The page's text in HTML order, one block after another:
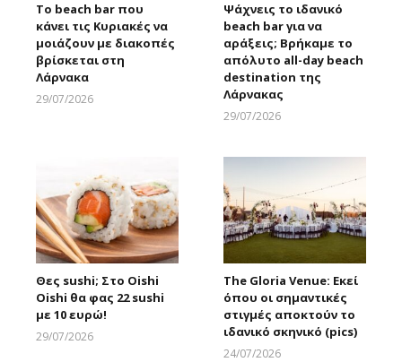
Το beach bar που
κάνει τις Κυριακές να
μοιάζουν με διακοπές
βρίσκεται στη
Λάρνακα
29/07/2026
Ψάχνεις το ιδανικό
beach bar για να
αράξεις; Βρήκαμε το
απόλυτο all-day beach
destination της
Λάρνακας
29/07/2026
Θες sushi; Στο Oishi
Oishi θα φας 22 sushi
με 10 ευρώ!
29/07/2026
The Gloria Venue: Εκεί
όπου οι σημαντικές
στιγμές αποκτούν το
ιδανικό σκηνικό (pics)
24/07/2026